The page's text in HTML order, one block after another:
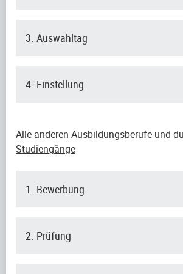
3. Auswahltag
4. Einstellung
Alle anderen Ausbildungsberufe und
Studiengänge
1. Bewerbung
2. Prüfung